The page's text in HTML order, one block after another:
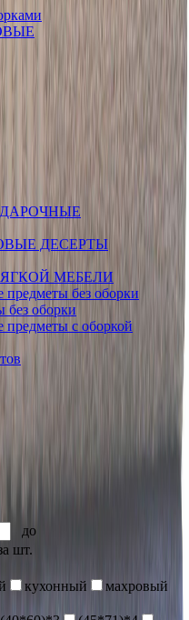
ДЕСЕРТЫ
МЕБЕЛИ
предметы без оборки
без оборки
предметы с оборкой
до
шт.
кухонный
махровый